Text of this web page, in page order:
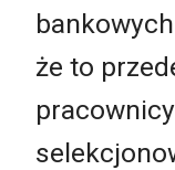
że to